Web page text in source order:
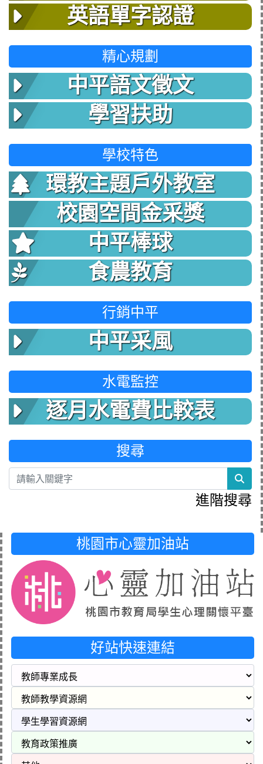
英語單字認證
精心規劃
中平語文徵文
學習扶助
學校特色
環教主題戶外教室
校園空間金采獎
中平棒球
食農教育
行銷中平
中平采風
水電監控
逐月水電費比較表
搜尋
進階搜尋
桃園市心靈加油站
好站快速連結